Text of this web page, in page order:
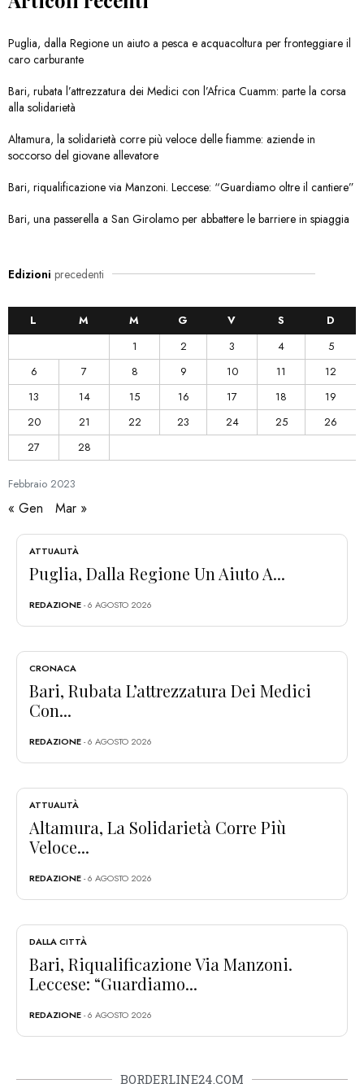
Puglia, dalla Regione un aiuto a pesca e acquacoltura per fronteggiare il
caro carburante
Bari, rubata l’attrezzatura dei Medici con l’Africa Cuamm: parte la corsa
alla solidarietà
Altamura, la solidarietà corre più veloce delle fiamme: aziende in
soccorso del giovane allevatore
Bari, riqualificazione via Manzoni. Leccese: “Guardiamo oltre il cantiere”
Bari, una passerella a San Girolamo per abbattere le barriere in spiaggia
Edizioni precedenti
Febbraio 2023
L M M G V S
D
1
2 3 4
5
6
7 8 9 10 11
12
13
14 15 16 17 18
19
20
21 22 23 24 25
26
27
28
« Gen Mar »
ATTUALITÀ
Puglia, Dalla Regione Un Aiuto A...
REDAZIONE- 6 AGOSTO 2026
CRONACA
Bari, Rubata L’attrezzatura Dei Medici
Con...
REDAZIONE- 6 AGOSTO 2026
ATTUALITÀ
Altamura, La Solidarietà Corre Più
Veloce...
REDAZIONE- 6 AGOSTO 2026
DALLA CITTÀ
Bari, Riqualificazione Via Manzoni.
Leccese: “Guardiamo...
REDAZIONE- 6 AGOSTO 2026
BORDERLINE24.COM